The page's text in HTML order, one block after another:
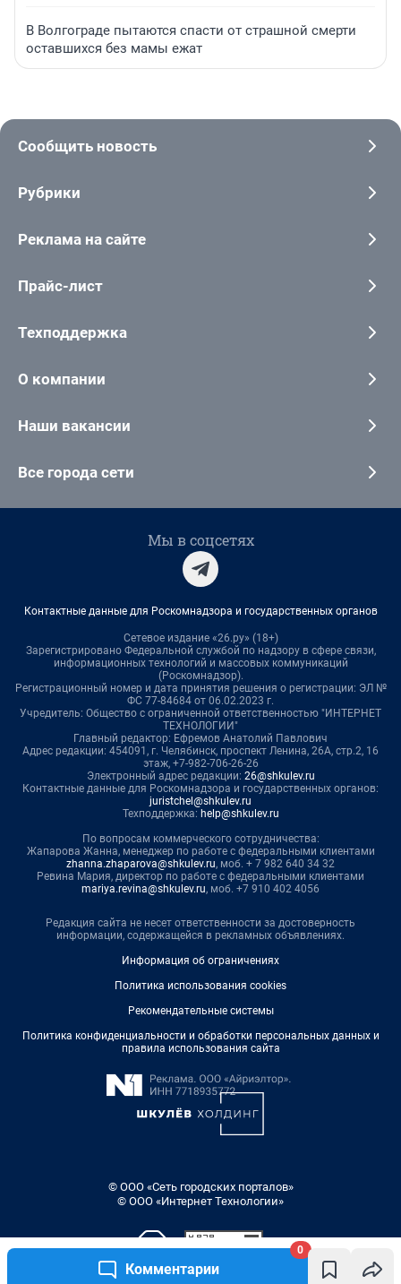
Комментарии
0
В Волгограде пытаются спасти от страшной смерти
оставшихся без мамы ежат
Сообщить новость
Рубрики
Реклама на сайте
Прайс-лист
Техподдержка
О компании
Наши вакансии
Все города сети
Мы в соцсетях
Контактные данные для Роскомнадзора и государственных органов
Сетевое издание «26.ру» (18+)
Зарегистрировано Федеральной службой по надзору в сфере связи,
информационных технологий и массовых коммуникаций
(Роскомнадзор).
Регистрационный номер и дата принятия решения о регистрации: ЭЛ №
ФС 77-84684 от 06.02.2023 г.
Учредитель: Общество с ограниченной ответственностью "ИНТЕРНЕТ
ТЕХНОЛОГИИ"
Главный редактор: Ефремов Анатолий Павлович
Адрес редакции: 454091, г. Челябинск, проспект Ленина, 26А, стр.2, 16
этаж, +7-982-706-26-26
Электронный адрес редакции: 26@shkulev.ru
Контактные данные для Роскомнадзора и государственных органов:
juristchel@shkulev.ru
Техподдержка: help@shkulev.ru
По вопросам коммерческого сотрудничества:
Жапарова Жанна, менеджер по работе с федеральными клиентами
zhanna.zhaparova@shkulev.ru, моб. + 7 982 640 34 32
Ревина Мария, директор по работе с федеральными клиентами
mariya.revina@shkulev.ru, моб. +7 910 402 4056
Редакция сайта не несет ответственности за достоверность
информации, содержащейся в рекламных объявлениях.
Информация об ограничениях
Политика использования cookies
Рекомендательные системы
Политика конфиденциальности и обработки персональных данных и
правила использования сайта
© ООО «Сеть городских порталов»
© ООО «Интернет Технологии»